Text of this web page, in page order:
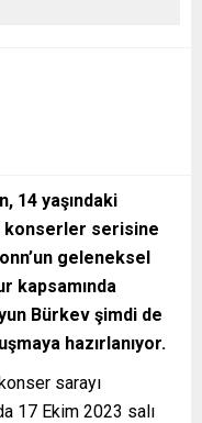
14 yaşındaki
konserler serisine
geleneksel
kapsamında
Bürkev şimdi de
hazırlanıyor.
sarayı
17 Ekim 2023 salı